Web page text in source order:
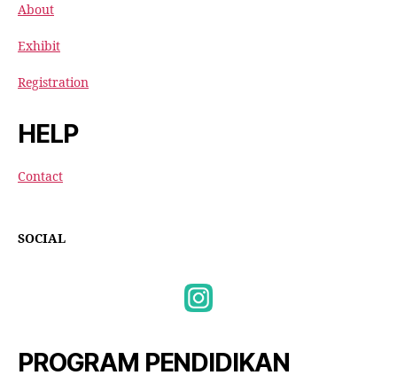
About
Exhibit
Registration
HELP
Contact
SOCIAL
PROGRAM PENDIDIKAN